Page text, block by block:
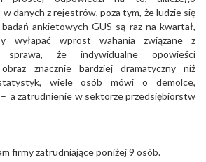
danych z rejestrów, poza tym, że ludzie się
ankietowych GUS są raz na kwartał,
wyłapać wprost wahania związane z
sprawa, że indywidualne opowieści
znacznie bardziej dramatyczny niż
wiele osób mówi o demolce,
a zatrudnienie w sektorze przedsiębiorstw
firmy zatrudniające poniżej 9 osób.